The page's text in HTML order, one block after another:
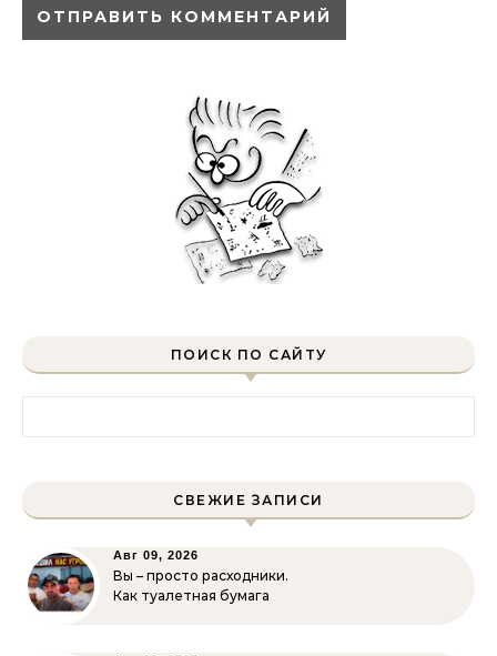
ПОИСК ПО САЙТУ
СВЕЖИЕ ЗАПИСИ
Авг 09, 2026
Вы – просто расходники.
Как туалетная бумага